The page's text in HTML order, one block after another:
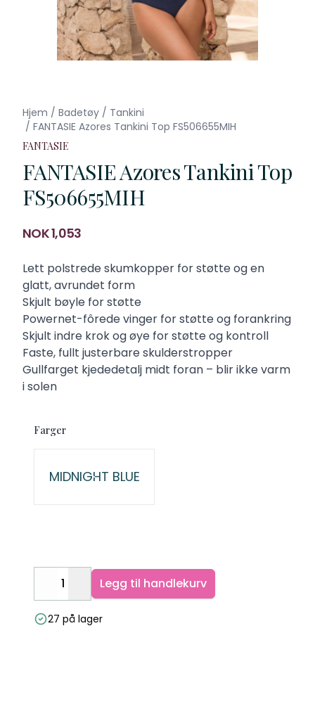
Hjem / Badetøy / Tankini
/ FANTASIE Azores Tankini Top FS506655MIH
FANTASIE
FANTASIE Azores Tankini Top
FS506655MIH
Produktdetaljer
NOK 1,053
Description
Lett polstrede skumkopper for støtte og en
glatt, avrundet form
Skjult bøyle for støtte
Powernet-fôrede vinger for støtte og forankring
Skjult indre krok og øye for støtte og kontroll
Faste, fullt justerbare skulderstropper
Gullfarget kjededetalj midt foran – blir ikke varm
i solen
Farger
Velg en Farger
MIDNIGHT BLUE
DecreaseIncrease
Legg til handlekurv
27 på lager